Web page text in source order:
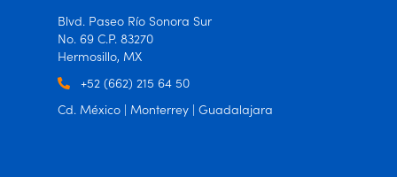
Blvd. Paseo Río Sonora Sur
No. 69 C.P. 83270
Hermosillo, MX
+52 (662) 215 64 50
Cd. México | Monterrey | Guadalajara